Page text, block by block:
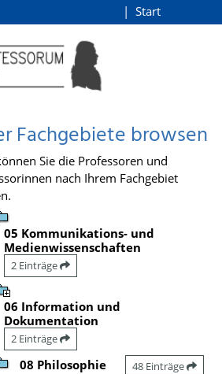
Start
Fachgebiete browsen
Sie die Professoren und
nach Ihrem Fachgebiet
05 Kommunikations- und
Medienwissenschaften
2 Einträge
06 Information und
Dokumentation
2 Einträge
08 Philosophie 48 Einträge